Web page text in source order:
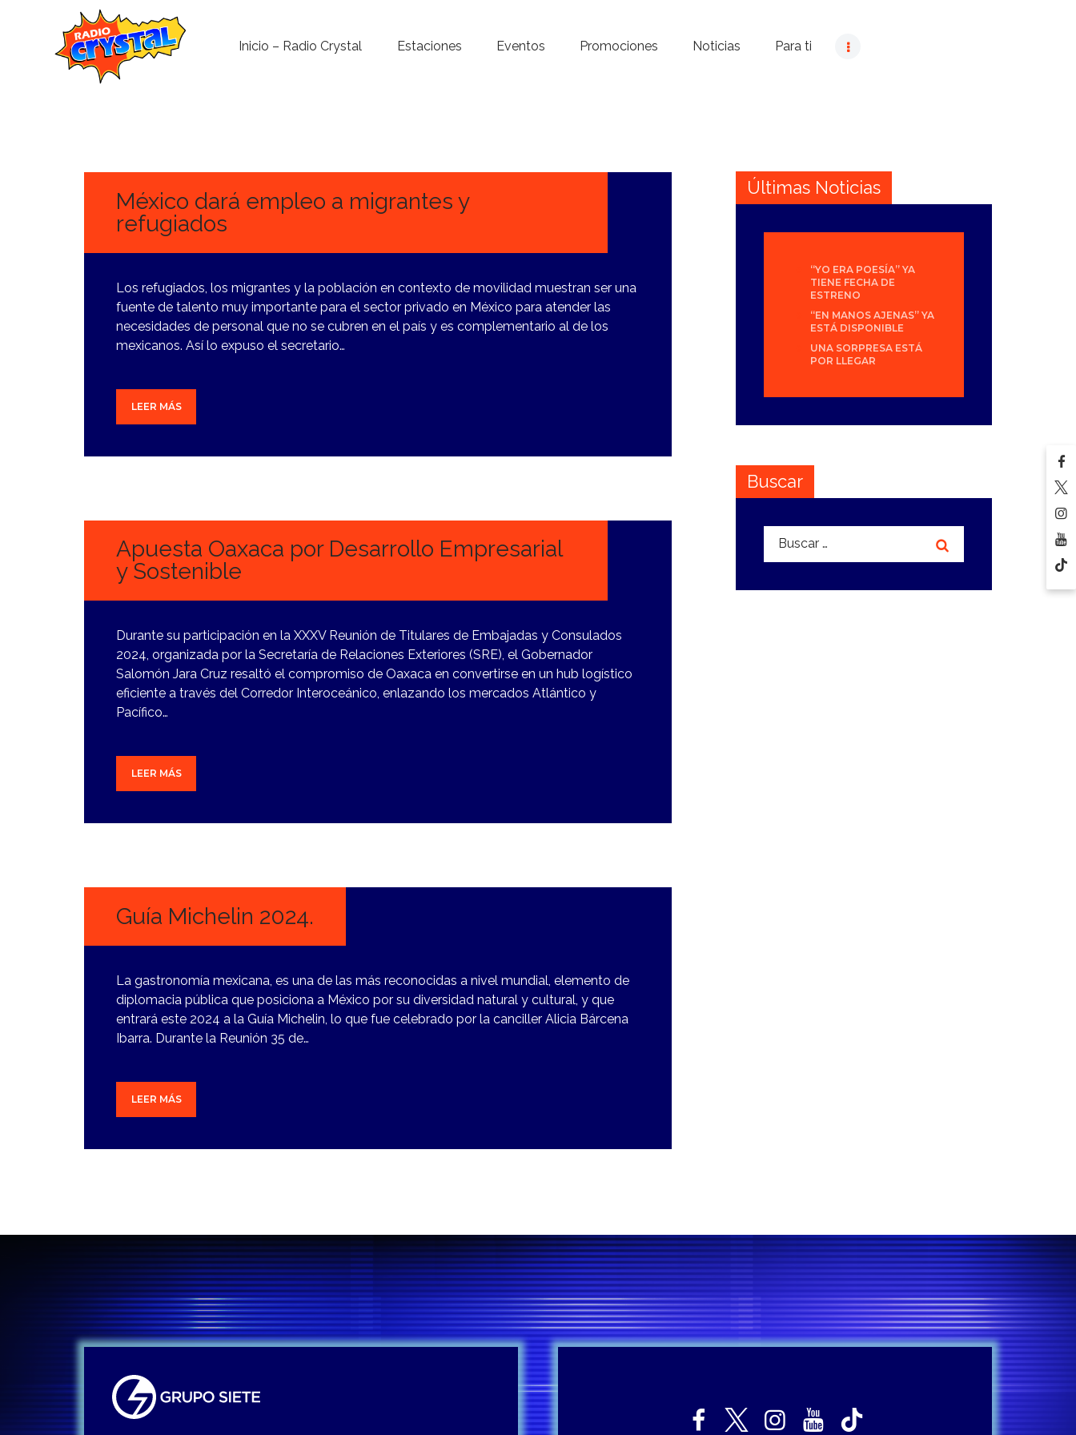
Inicio – Radio Crystal Estaciones Eventos Promociones Noticias Para ti
Noticias
Contacto
México dará empleo a migrantes y
refugiados
Los refugiados, los migrantes y la población en contexto de movilidad muestran ser una
fuente de talento muy importante para el sector privado en México para atender las
necesidades de personal que no se cubren en el país y es complementario al de los
mexicanos. Así lo expuso el secretario…
LEER MÁS
Apuesta Oaxaca por Desarrollo Empresarial
y Sostenible
Durante su participación en la XXXV Reunión de Titulares de Embajadas y Consulados
2024, organizada por la Secretaría de Relaciones Exteriores (SRE), el Gobernador
Salomón Jara Cruz resaltó el compromiso de Oaxaca en convertirse en un hub logístico
eficiente a través del Corredor Interoceánico, enlazando los mercados Atlántico y
Pacífico…
LEER MÁS
Guía Michelin 2024.
La gastronomía mexicana, es una de las más reconocidas a nivel mundial, elemento de
diplomacia pública que posiciona a México por su diversidad natural y cultural, y que
entrará este 2024 a la Guía Michelin, lo que fue celebrado por la canciller Alicia Bárcena
Ibarra. Durante la Reunión 35 de…
LEER MÁS
Últimas Noticias
“YO ERA POESÍA” YA
TIENE FECHA DE
ESTRENO
“EN MANOS AJENAS” YA
ESTÁ DISPONIBLE
UNA SORPRESA ESTÁ
POR LLEGAR
Buscar
Buscar: